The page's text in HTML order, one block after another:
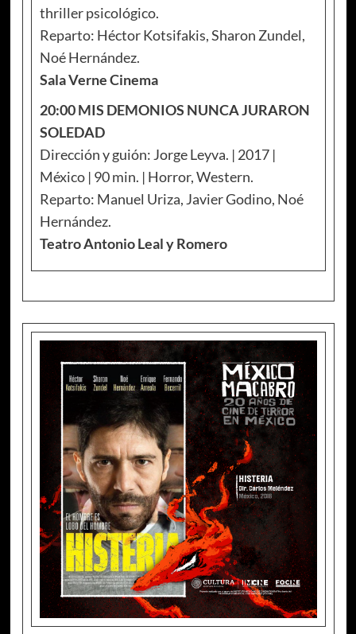
thriller psicológico.
Reparto: Héctor Kotsifakis, Sharon Zundel,
Noé Hernández.
Sala Verne Cinema
20:00 MIS DEMONIOS NUNCA JURARON
SOLEDAD
Dirección y guión: Jorge Leyva. | 2017 |
México | 90 min. | Horror, Western.
Reparto: Manuel Uriza, Javier Godino, Noé
Hernández.
Teatro Antonio Leal y Romero